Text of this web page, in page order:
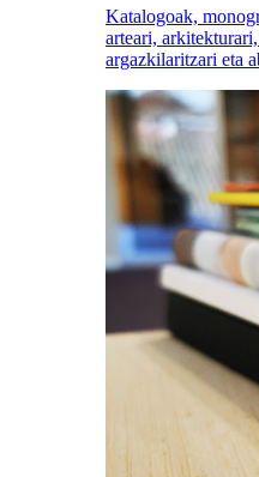
Katalogoak,
arteari,
argazkilaritzari eta